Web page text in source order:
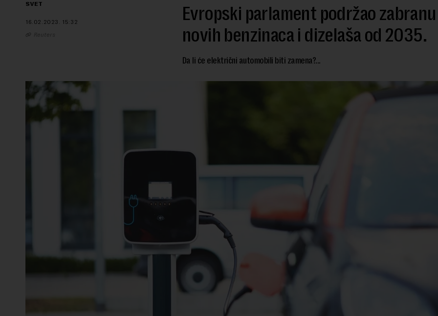
SVET
16.02.2023. 15:32
Reuters
Evropski parlament podržao zabranu
novih benzinaca i dizelaša od 2035.
Da li će električni automobili biti zamena?...